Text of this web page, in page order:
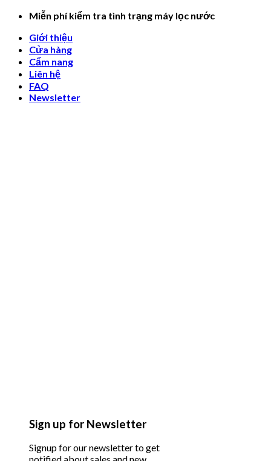
Skip
content
Miễn phí kiểm tra tình trạng máy lọc nước
Giới thiệu
Cửa hàng
Cẩm nang
Liên hệ
FAQ
Newsletter
Sign up for Newsletter
Signup for our newsletter to get